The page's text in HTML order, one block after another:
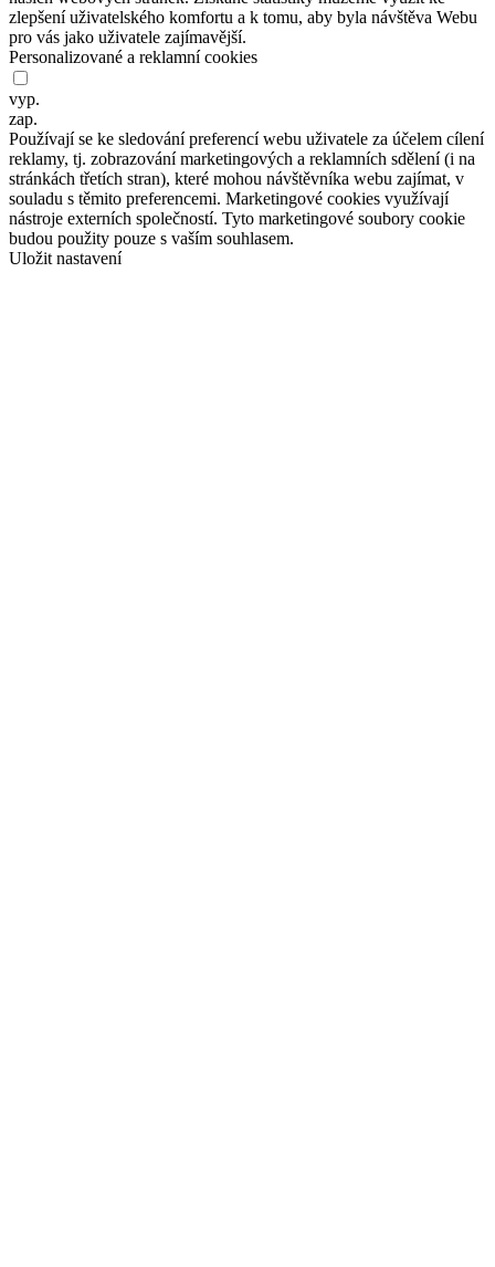
zlepšení uživatelského komfortu a k tomu, aby byla návštěva Webu
pro vás jako uživatele zajímavější.
Personalizované a reklamní cookies
vyp.
zap.
Používají se ke sledování preferencí webu uživatele za účelem cílení
reklamy, tj. zobrazování marketingových a reklamních sdělení (i na
stránkách třetích stran), které mohou návštěvníka webu zajímat, v
souladu s těmito preferencemi. Marketingové cookies využívají
nástroje externích společností. Tyto marketingové soubory cookie
budou použity pouze s vaším souhlasem.
Uložit nastavení